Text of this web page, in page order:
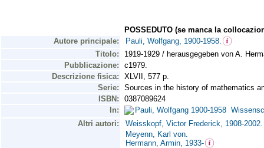
POSSEDUTO (se manca la
Autore principale:
Pauli, Wolfgang, 1900-1958.
Titolo:
1919-1929 / herausgegeben von A.
Pubblicazione:
c1979.
Descrizione fisica:
XLVII, 577 p.
Serie:
Sources in the history of mathematics
ISBN:
0387089624
In:
Pauli, Wolfgang 1900-1958
Altri autori:
Weisskopf, Victor Frederick, 1908-2002.
Meyenn, Karl von.
Hermann, Armin, 1933-